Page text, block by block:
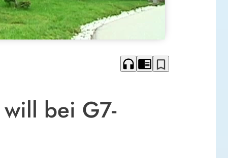
headphones chrome_reader_mode bookmark_border
bei G7-